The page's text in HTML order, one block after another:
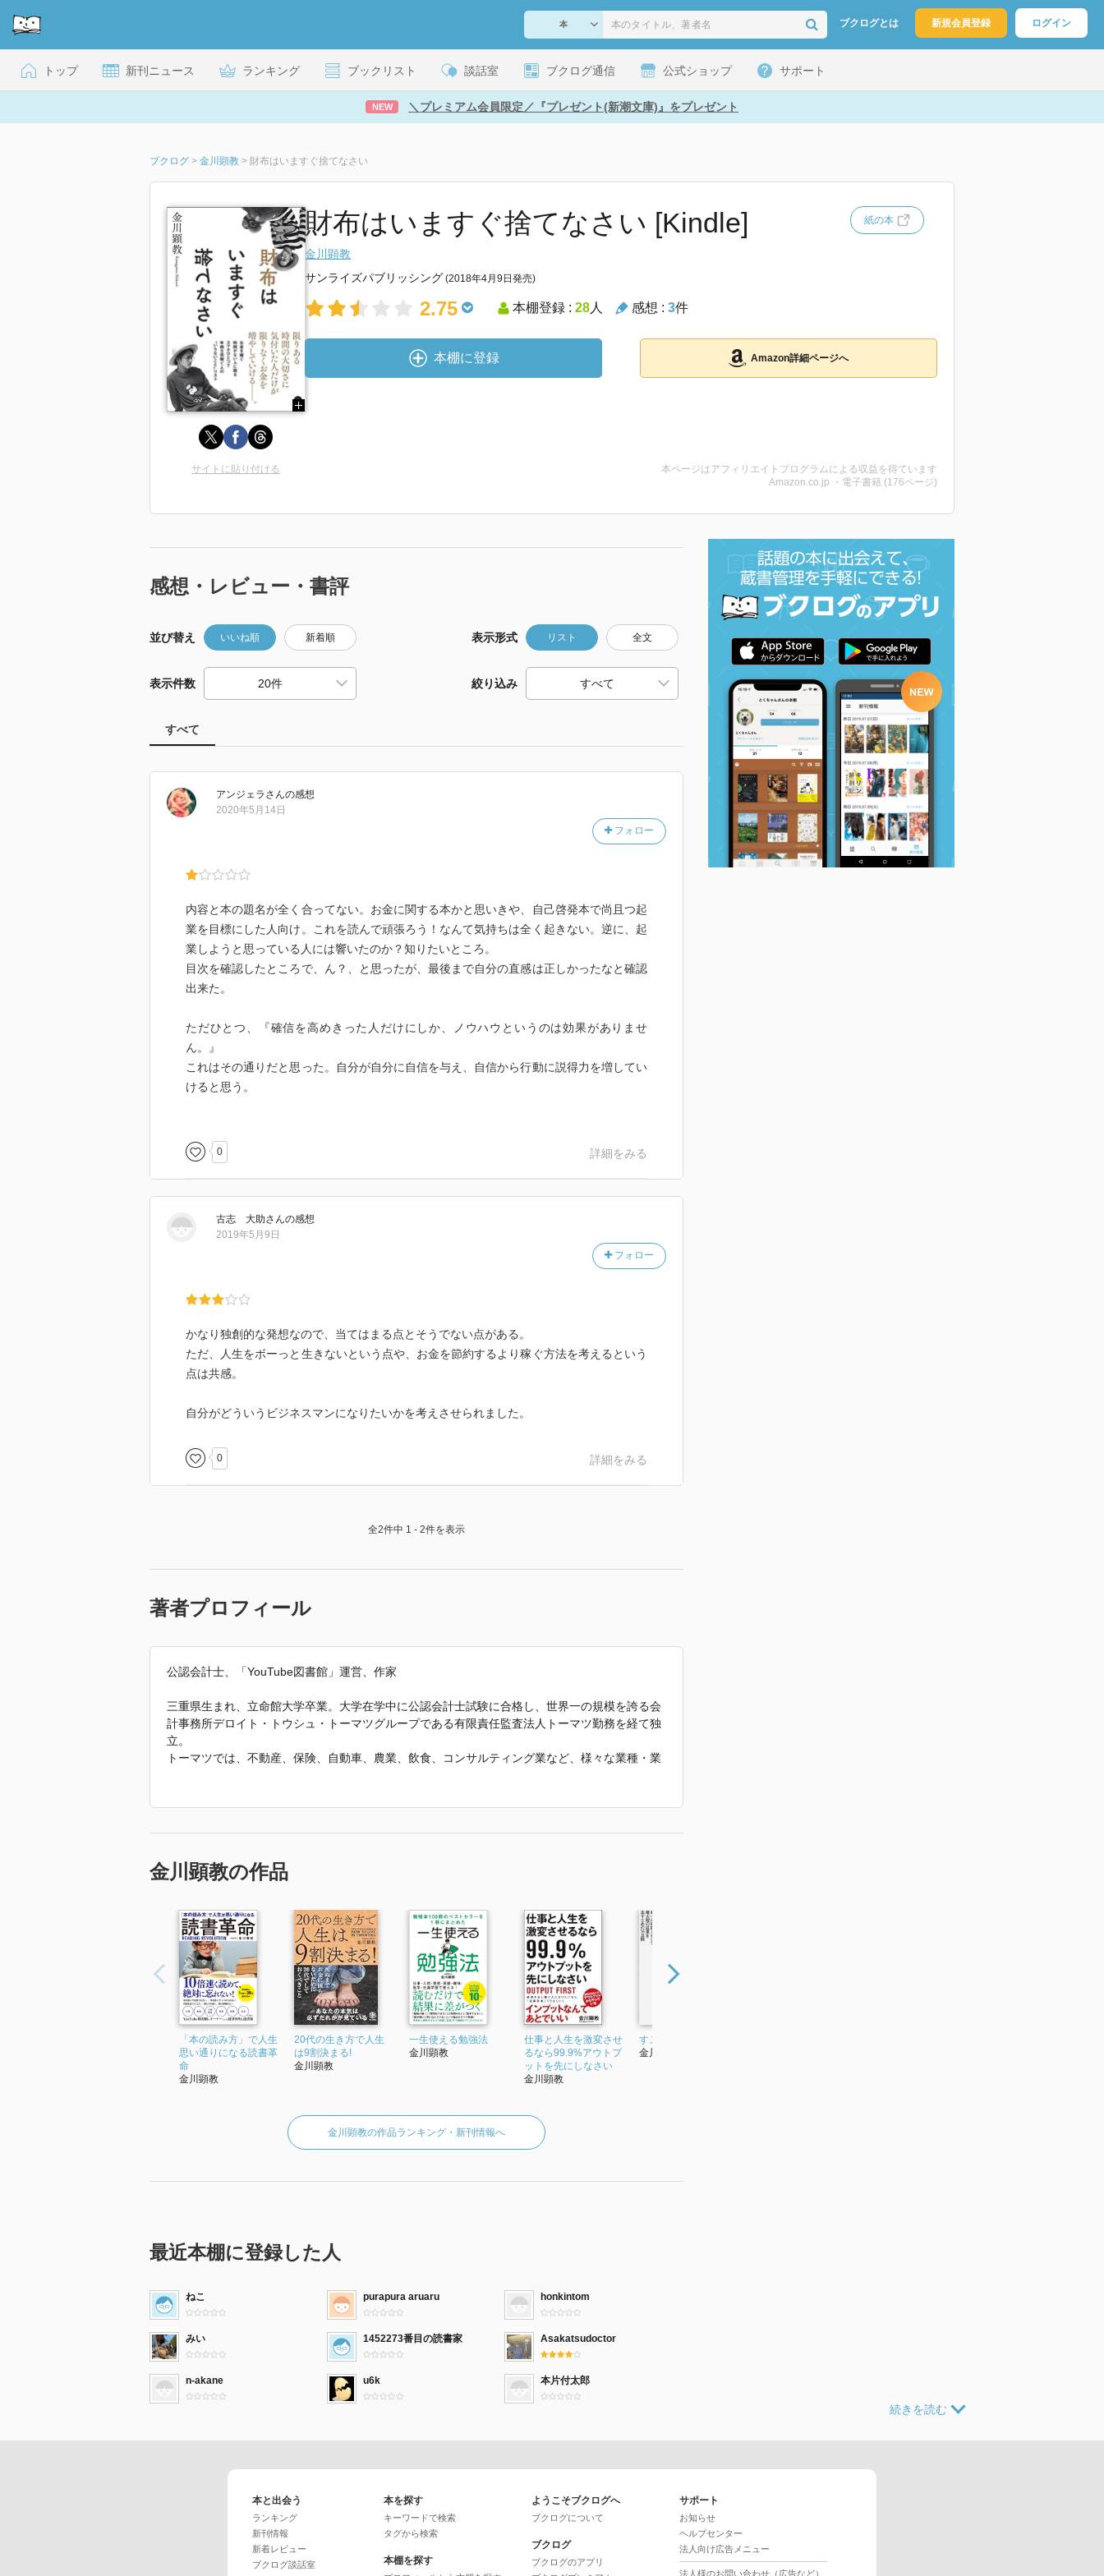
ブクログとは 新規会員登録 ログイン
トップ 新刊ニュース ランキング ブックリスト 談話室 ブクログ通信 公式ショップ サポート
NEW ＼プレミアム会員限定／『プレゼント(新潮文庫)』をプレゼント
ブクログ > 金川顕教 > 財布はいますぐ捨てなさい
財布はいますぐ捨てなさい [Kindle] 紙の本
金川顕教
サンライズパブリッシング (2018年4月9日発売)
2.75 本棚登録 : 28人 感想 : 3件
本棚に登録 Amazon詳細ページへ
サイトに貼り付ける
本ページはアフィリエイトプログラムによる収益を得ています
Amazon.co.jp ・電子書籍 (176ページ)
感想・レビュー・書評
並び替え いいね順 新着順 表示形式 リスト 全文
表示件数 絞り込み
すべて
アンジェラ さんの感想
フォロー
2020年5月14日
内容と本の題名が全く合ってない。お金に関する本かと思いきや、自己啓発本で尚且つ起
業を目標にした人向け。これを読んで頑張ろう！なんて気持ちは全く起きない。逆に、起
業しようと思っている人には響いたのか？知りたいところ。
目次を確認したところで、ん？、と思ったが、最後まで自分の直感は正しかったなと確認
出来た。
ただひとつ、『確信を高めきった人だけにしか、ノウハウというのは効果がありませ
ん。』
これはその通りだと思った。自分が自分に自信を与え、自信から行動に説得力を増してい
けると思う。
0 詳細をみる
古志 大助さんの感想
フォロー
2019年5月9日
かなり独創的な発想なので、当てはまる点とそうでない点がある。
ただ、人生をボーっと生きないという点や、お金を節約するより稼ぐ方法を考えるという
点は共感。
自分がどういうビジネスマンになりたいかを考えさせられました。
0 詳細をみる
全2件中 1 - 2件を表示
著者プロフィール
公認会計士、「YouTube図書館」運営、作家
三重県生まれ、立命館大学卒業。大学在学中に公認会計士試験に合格し、世界一の規模を誇る会
計事務所デロイト・トウシュ・トーマツグループである有限責任監査法人トーマツ勤務を経て独
立。
トーマツでは、不動産、保険、自動車、農業、飲食、コンサルティング業など、様々な業種・業
険代理店、出版社、広告代理店など様々なビジネスのプロデュースに携わり、300社を起業、300
営み、「読書で解決しない悩みは一切ない」をミッションとして、1人でも多くの人に読書の大
切さを伝えるために「YouTube図書館」の運営及び執筆活動を開始。
説した書籍は1370冊以上、チャンネル登録者は109,121人以上、動画再生数は2,519万回を突破
(2022年3月時点)。
執筆活動では、ビジネス書、 自己啓発書、小説など多岐にわたるジャンルでベストセラーを連発
し、累計部数55万部以上。執筆した本は、中国、韓国、台湾、タイ、ベトナム等、世界中で翻訳
出版されている。
「2025年 『金持ちにも幸せにもなれるたった1つの思考法』 で使われていた紹介文から引用して
います。」
金川顕教の作品
「本の読み方」で人生
思い通りになる読書革
命
金川顕教
20代の生き方で人生
は9割決まる!
金川顕教
一生使える勉強法
金川顕教
仕事と人生を激変させ
るなら99.9%アウトプ
ットを先にしなさい
金川顕教
すごい効率化
金川顕教
金川顕教の作品ランキング・新刊情報へ
最近本棚に登録した人
ねこ purapura aruaru honkintom
みい 1452273番目の読書家 Asakatsudoctor
n-akane u6k 本片付太郎
本と出会う
ランキング
新刊情報
新着レビュー
ブクログ談話室
本を探す
キーワードで検索
タグから検索
本棚を探す
ようこそブクログへ
ブクログについて
ブクログ
ブクログのアプリ
サポート
お知らせ
ヘルプセンター
法人向け広告メニュー
法人様のお問い合わせ（広告など）